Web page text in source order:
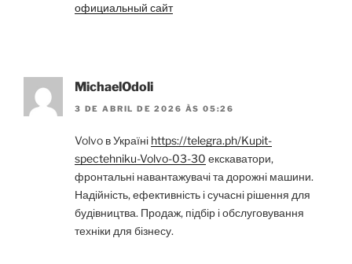
официальный сайт
MichaelOdoli
3 DE ABRIL DE 2026 ÀS 05:26
Volvo в Україні https://telegra.ph/Kupit-
spectehniku-Volvo-03-30 екскаватори,
фронтальні навантажувачі та дорожні машини.
Надійність, ефективність і сучасні рішення для
будівництва. Продаж, підбір і обслуговування
техніки для бізнесу.